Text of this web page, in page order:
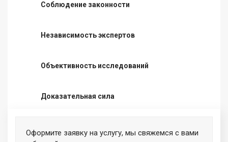
Соблюдение законности
Независимость экспертов
Объективность исследований
Доказательная сила
Оформите заявку на услугу, мы свяжемся с вами